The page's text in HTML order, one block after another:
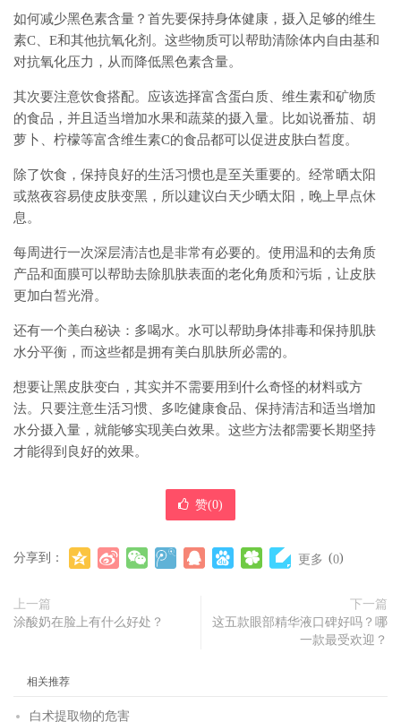
如何减少黑色素含量？首先要保持身体健康，摄入足够的维生
素C、E和其他抗氧化剂。这些物质可以帮助清除体内自由基和
对抗氧化压力，从而降低黑色素含量。
其次要注意饮食搭配。应该选择富含蛋白质、维生素和矿物质
的食品，并且适当增加水果和蔬菜的摄入量。比如说番茄、胡
萝卜、柠檬等富含维生素C的食品都可以促进皮肤白皙度。
除了饮食，保持良好的生活习惯也是至关重要的。经常晒太阳
或熬夜容易使皮肤变黑，所以建议白天少晒太阳，晚上早点休
息。
每周进行一次深层清洁也是非常有必要的。使用温和的去角质
产品和面膜可以帮助去除肌肤表面的老化角质和污垢，让皮肤
更加白皙光滑。
还有一个美白秘诀：多喝水。水可以帮助身体排毒和保持肌肤
水分平衡，而这些都是拥有美白肌肤所必需的。
想要让黑皮肤变白，其实并不需要用到什么奇怪的材料或方
法。只要注意生活习惯、多吃健康食品、保持清洁和适当增加
水分摄入量，就能够实现美白效果。这些方法都需要长期坚持
才能得到良好的效果。
赞(0)
分享到： 更多 (0)
上一篇
涂酸奶在脸上有什么好处？
下一篇
这五款眼部精华液口碑好吗？哪
一款最受欢迎？
相关推荐
白术提取物的危害